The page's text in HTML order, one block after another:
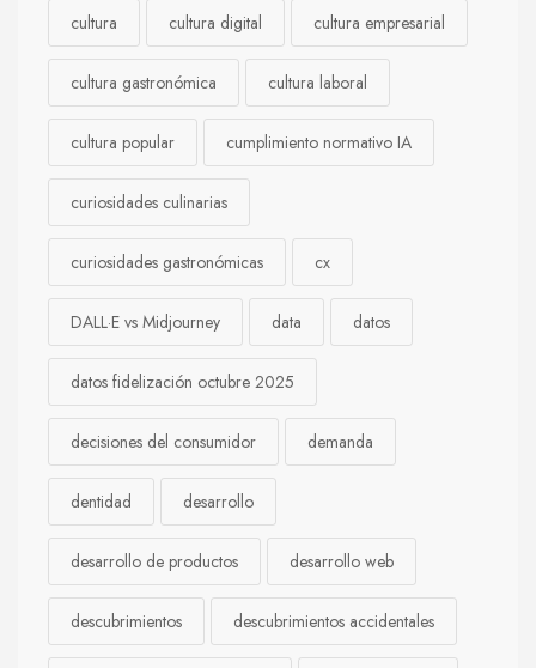
cultura cultura digital cultura empresarial
cultura gastronómica cultura laboral
cultura popular cumplimiento normativo IA
curiosidades culinarias
curiosidades gastronómicas cx
DALL·E vs Midjourney data datos
datos fidelización octubre 2025
decisiones del consumidor demanda
dentidad desarrollo
desarrollo de productos desarrollo web
descubrimientos descubrimientos accidentales